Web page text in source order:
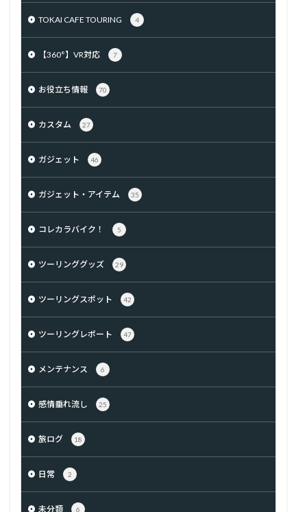
TOKAI CAFE TOURING 4
【360°】VR対応 7
お役立ち情報 70
カスタム 27
ガジェット 46
ガジェット・アイテム 35
コレカラバイク！ 5
ツーリンググッズ 29
ツーリングスポット 42
ツーリングレポート 47
メンテナンス 6
感情垂れ流し 25
旅ログ 18
日常 2
未分類 6